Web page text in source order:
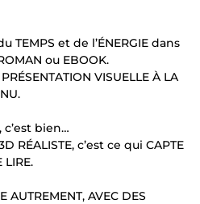
TEMPS et de l’ÉNERGIE dans
ou EBOOK.
VISUELLE À LA
c’est bien…
RÉALISTE, c’est ce qui CAPTE
LIRE.
AUTREMENT, AVEC DES